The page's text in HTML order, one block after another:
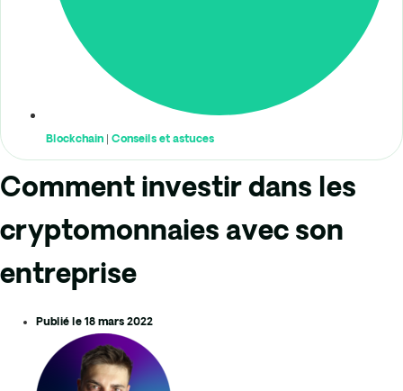
Blockchain Conseils et astuces
Comment investir dans les
cryptomonnaies avec son
entreprise
Publié le 18 mars 2022